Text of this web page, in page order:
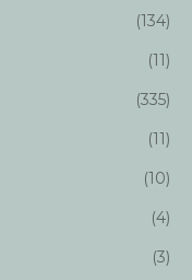
(134)
(11)
(335)
(11)
(10)
(4)
(3)